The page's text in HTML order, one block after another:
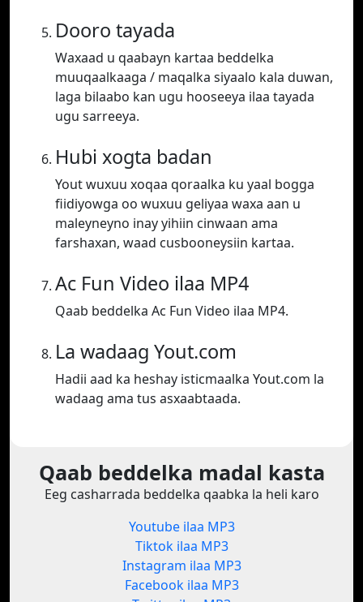
Dooro tayada
Waxaad u qaabayn kartaa beddelka
muuqaalkaaga / maqalka siyaalo kala duwan,
laga bilaabo kan ugu hooseeya ilaa tayada
ugu sarreeya.
Hubi xogta badan
Yout wuxuu xoqaa qoraalka ku yaal bogga
fiidiyowga oo wuxuu geliyaa waxa aan u
maleyneyno inay yihiin cinwaan ama
farshaxan, waad cusbooneysiin kartaa.
Ac Fun Video ilaa MP4
Qaab beddelka Ac Fun Video ilaa MP4.
La wadaag Yout.com
Hadii aad ka heshay isticmaalka Yout.com la
wadaag ama tus asxaabtaada.
Qaab beddelka madal kasta
Eeg casharrada beddelka qaabka la heli karo
Youtube ilaa MP3
Tiktok ilaa MP3
Instagram ilaa MP3
Facebook ilaa MP3